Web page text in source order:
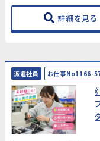
詳細を見る
派遣社員 お仕事No1166-